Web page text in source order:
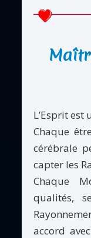
L’Esprit est
Chaque
cérébrale
capter les
Chaque
qualités,
accord